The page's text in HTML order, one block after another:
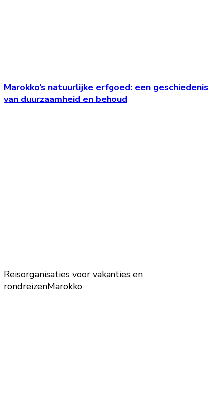
Marokko’s natuurlijke erfgoed: een geschiedenis
van duurzaamheid en behoud
Reisorganisaties voor vakanties en
rondreizenMarokko